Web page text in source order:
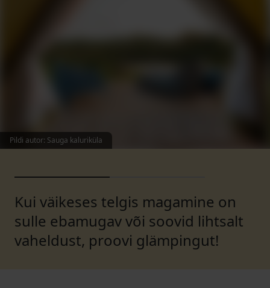
Pildi autor: Sauga kaluriküla
Kui väikeses telgis magamine on
sulle ebamugav või soovid lihtsalt
vaheldust, proovi glämpingut!